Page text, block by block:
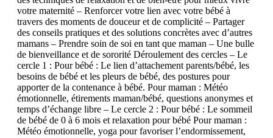
votre maternité – Renforcer votre lien avec votre bébé à
travers des moments de douceur et de complicité – Partager
des conseils pratiques et des solutions concrètes avec d’autres
mamans – Prendre soin de soi en tant que maman – Une bulle
de bienveillance et de sororité Déroulement des cercles – Le
cercle 1 : Pour bébé : Le lien d’attachement parents/bébé, les
besoins de bébé et les pleurs de bébé, des postures pour
apporter de la contenance à bébé. Pour maman : Météo
émotionnelle, étirements maman/bébé, questions anonymes et
temps d’échange libre – Le cercle 2 : Pour bébé : Le sommeil
de bébé de 0 à 6 mois et relaxation pour bébé Pour maman :
Météo émotionnelle, yoga pour favoriser l’endormissement,